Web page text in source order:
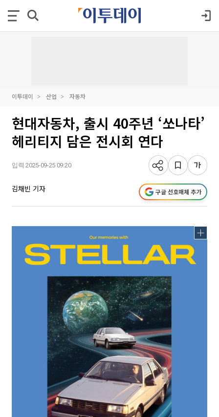
이투데이 산업 자동차
현대자동차, 출시 40주년 ‘쏘나타’
헤리티지 담은 전시회 연다
입력 2025-09-25 09:20
김채빈 기자 구글 선호매체 추가